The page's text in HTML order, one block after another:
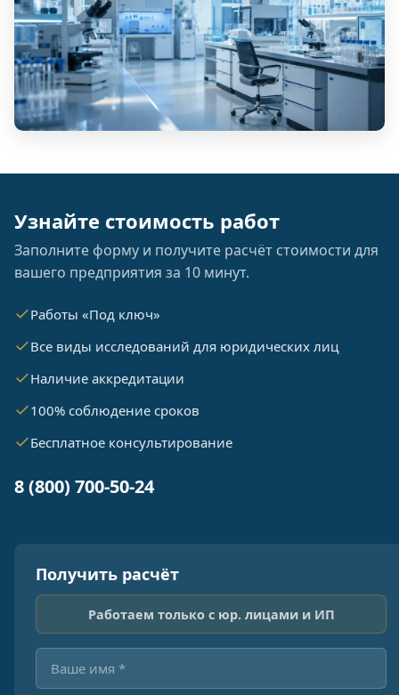
Узнайте стоимость работ
Заполните форму и получите расчёт стоимости для
вашего предприятия за 10 минут.
Работы «Под ключ»
Все виды исследований для юридических лиц
Наличие аккредитации
100% соблюдение сроков
Бесплатное консультирование
8 (800) 700-50-24
Получить расчёт
Работаем только с юр. лицами и ИП